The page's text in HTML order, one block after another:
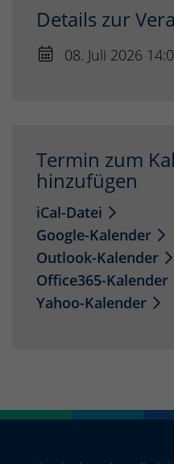
Details zur
08. Juli 2026
Termin zum
hinzufügen
iCal-Datei
Google-Kalender
Outlook-Kalender
Office365-Kalender
Yahoo-Kalender